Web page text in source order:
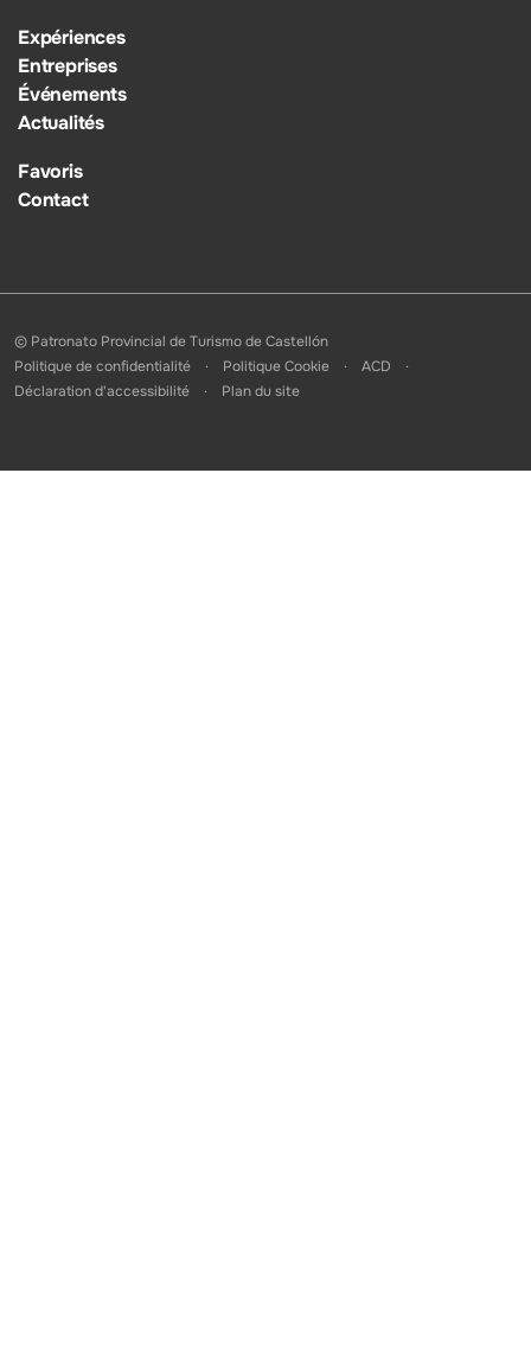
Expériences
Entreprises
Événements
Actualités
Favoris
Contact
© Patronato Provincial de Turismo de Castellón
Politique de confidentialité
Politique Cookie
ACD
Déclaration d'accessibilité
Plan du site